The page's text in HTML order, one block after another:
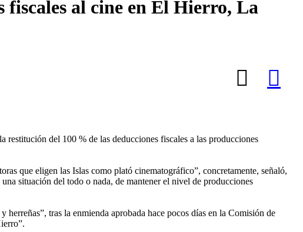
fiscales al cine en El Hierro, La
del 100 % de las deducciones fiscales a las producciones
que eligen las Islas como plató cinematográfico”, concretamente, señaló,
situación del todo o nada, de mantener el nivel de producciones
tras la enmienda aprobada hace pocos días en la Comisión de